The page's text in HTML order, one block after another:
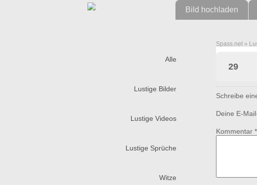
Bild hochladen
Alle
Lustige Bilder
Lustige Videos
Lustige Sprüche
Witze
Spass.net »
29
Schreibe
Deine E-
Kommentar *